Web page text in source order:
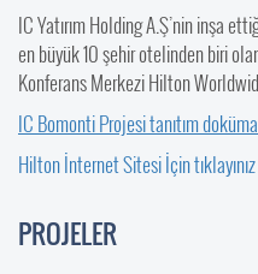
IC Yatırım Holding A.Ş’nin inşa
en büyük 10 şehir otelinden biri
Konferans Merkezi Hilton
IC Bomonti Projesi tanıtım
Hilton İnternet Sitesi İçin tıklayınız
PROJELER